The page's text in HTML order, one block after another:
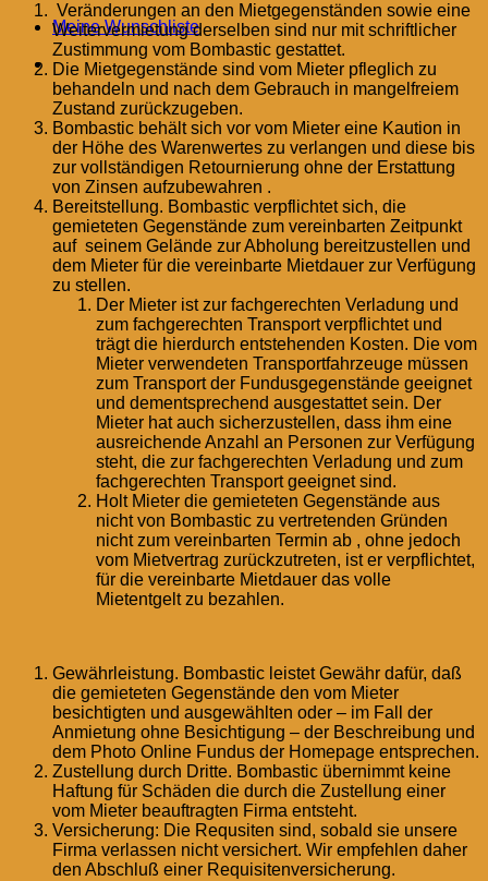
Meine Wunschliste
Veränderungen an den Mietgegenständen sowie eine
Weitervermietung derselben sind nur mit schriftlicher
Zustimmung vom Bombastic gestattet.
Die Mietgegenstände sind vom Mieter pfleglich zu
behandeln und nach dem Gebrauch in mangelfreiem
Zustand zurückzugeben.
Bombastic behält sich vor vom Mieter eine Kaution in
der Höhe des Warenwertes zu verlangen und diese bis
zur vollständigen Retournierung ohne der Erstattung
von Zinsen aufzubewahren .
Bereitstellung. Bombastic verpflichtet sich, die
gemieteten Gegenstände zum vereinbarten Zeitpunkt
auf seinem Gelände zur Abholung bereitzustellen und
dem Mieter für die vereinbarte Mietdauer zur Verfügung
zu stellen.
Der Mieter ist zur fachgerechten Verladung und
zum fachgerechten Transport verpflichtet und
trägt die hierdurch entstehenden Kosten. Die vom
Mieter verwendeten Transportfahrzeuge müssen
zum Transport der Fundusgegenstände geeignet
und dementsprechend ausgestattet sein. Der
Mieter hat auch sicherzustellen, dass ihm eine
ausreichende Anzahl an Personen zur Verfügung
steht, die zur fachgerechten Verladung und zum
fachgerechten Transport geeignet sind.
Holt Mieter die gemieteten Gegenstände aus
nicht von Bombastic zu vertretenden Gründen
nicht zum vereinbarten Termin ab , ohne jedoch
vom Mietvertrag zurückzutreten, ist er verpflichtet,
für die vereinbarte Mietdauer das volle
Mietentgelt zu bezahlen.
Gewährleistung. Bombastic leistet Gewähr dafür, daß
die gemieteten Gegenstände den vom Mieter
besichtigten und ausgewählten oder – im Fall der
Anmietung ohne Besichtigung – der Beschreibung und
dem Photo Online Fundus der Homepage entsprechen.
Zustellung durch Dritte. Bombastic übernimmt keine
Haftung für Schäden die durch die Zustellung einer
vom Mieter beauftragten Firma entsteht.
Versicherung: Die Requsiten sind, sobald sie unsere
Firma verlassen nicht versichert. Wir empfehlen daher
den Abschluß einer Requisitenversicherung.